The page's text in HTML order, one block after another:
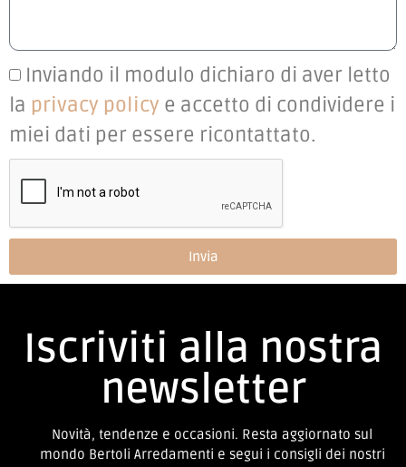
Inviando il modulo dichiaro di aver letto
la privacy policy e accetto di condividere i
miei dati per essere ricontattato.
Invia
Iscriviti alla nostra
newsletter
Novità, tendenze e occasioni. Resta aggiornato sul
mondo Bertoli Arredamenti e segui i consigli dei nostri